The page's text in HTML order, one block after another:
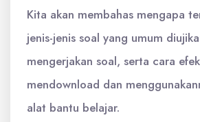
Kita akan membahas mengapa
jenis-jenis soal yang umum
mengerjakan soal, serta cara
mendownload dan
alat bantu belajar.